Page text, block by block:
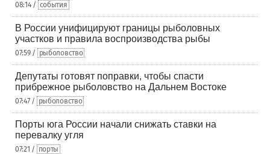
08:14 / события
В России унифицируют границы рыболовных
участков и правила воспроизводства рыбы
07:59 / рыболовство
Депутаты готовят поправки, чтобы спасти
прибрежное рыболовство на Дальнем Востоке
07:47 / рыболовство
Порты юга России начали снижать ставки на
перевалку угля
07:21 / порты